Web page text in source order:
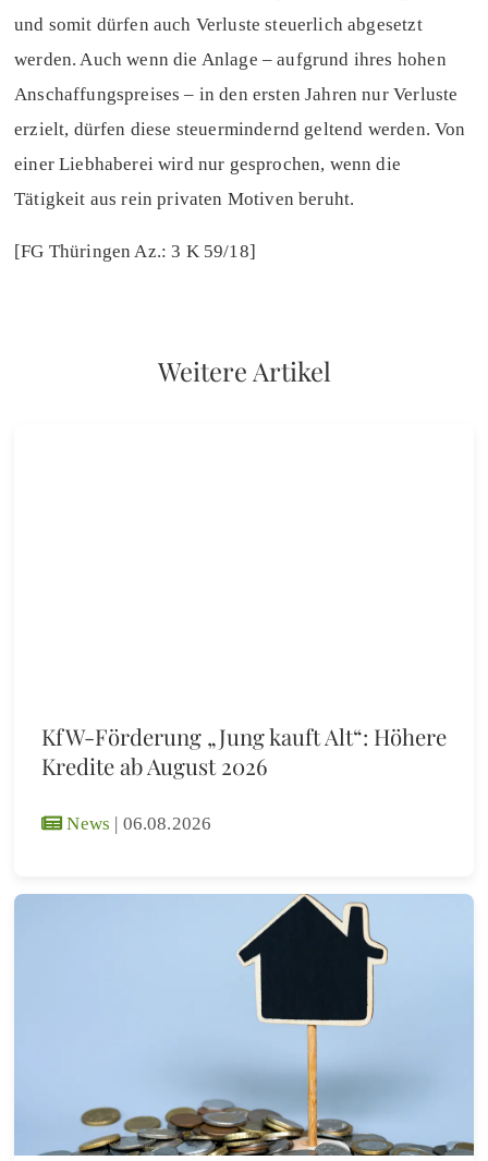
und somit dürfen auch Verluste steuerlich abgesetzt
werden. Auch wenn die Anlage – aufgrund ihres hohen
Anschaffungspreises – in den ersten Jahren nur Verluste
erzielt, dürfen diese steuermindernd geltend werden. Von
einer Liebhaberei wird nur gesprochen, wenn die
Tätigkeit aus rein privaten Motiven beruht.
[FG Thüringen Az.: 3 K 59/18]
Weitere Artikel
KfW-Förderung „Jung kauft Alt“: Höhere
Kredite ab August 2026
News | 06.08.2026